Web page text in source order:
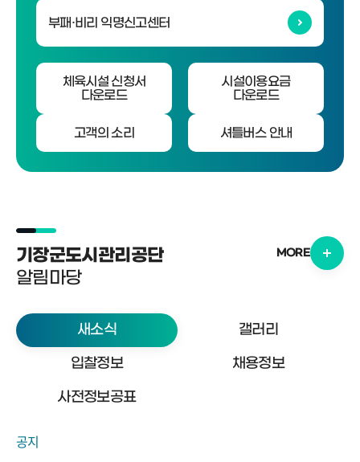
부패·비리 익명신고센터
체육시설 신청서
다운로드
시설이용요금
다운로드
고객의 소리 셔틀버스 안내
기장군도시관리공단
알림마당
새소식
갤러리
입찰정보
채용정보
사전정보공표
공지
MORE